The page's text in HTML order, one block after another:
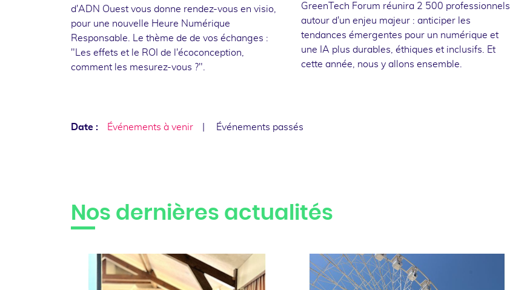
d'ADN Ouest vous donne rendez-vous en visio,
pour une nouvelle Heure Numérique
Responsable. Le thème de de vos échanges :
"Les effets et le ROI de l'écoconception,
comment les mesurez-vous ?".
GreenTech Forum réunira 2 500 professionnels
autour d'un enjeu majeur : anticiper les
tendances émergentes pour un numérique et
une IA plus durables, éthiques et inclusifs. Et
cette année, nous y allons ensemble.
Date : Événements à venir Événements passés
Nos dernières actualités